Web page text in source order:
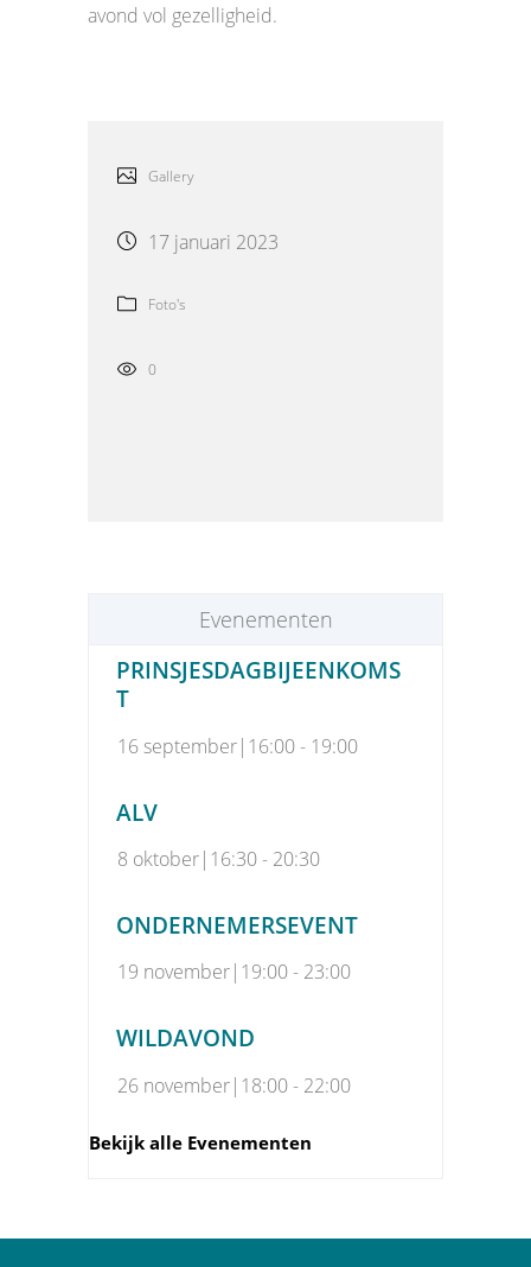
avond vol gezelligheid.
Gallery
17 januari 2023
Foto's
0
Evenementen
PRINSJESDAGBIJEENKOMS
T
16 september|16:00- 19:00
ALV
8 oktober|16:30- 20:30
ONDERNEMERSEVENT
19 november|19:00- 23:00
WILDAVOND
26 november|18:00- 22:00
Bekijk alle Evenementen